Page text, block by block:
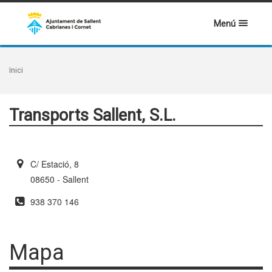
Menú
Inici
Transports Sallent, S.L.
C/ Estació, 8
08650 - Sallent
938 370 146
Mapa